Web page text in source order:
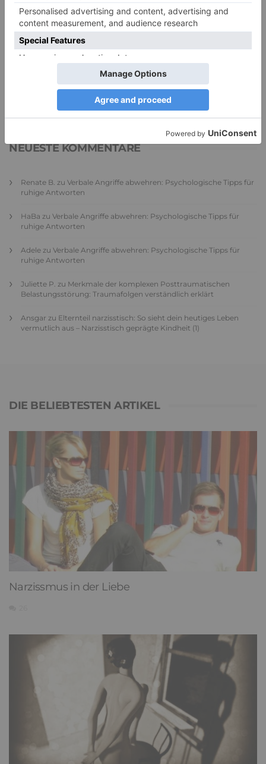
PDA Autismus: Merkmale und Umgang mit
PANDA-Kindern – Kinder mit starkem
Autonomiebedürfnis (1)
NEUESTE KOMMENTARE
Renate B. zu Verbale Angriffe abwehren: Psychologische Tipps für
ruhige Antworten
HaBa zu Verbale Angriffe abwehren: Psychologische Tipps für
ruhige Antworten
Adele zu Verbale Angriffe abwehren: Psychologische Tipps für
ruhige Antworten
Juliette P. zu Merkmale der komplexen Posttraumatischen
Belastungsstörung: Traumafolgen verständlich erklärt
Ansgar zu Elternteil narzisstisch: So sieht dein heutiges Leben
vermutlich aus – Narzisstisch geprägte Kindheit (1)
DIE BELIEBTESTEN ARTIKEL
Narzissmus in der Liebe